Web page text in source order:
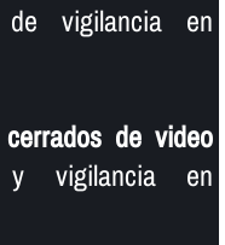
de vigilancia en
de video
y vigilancia en